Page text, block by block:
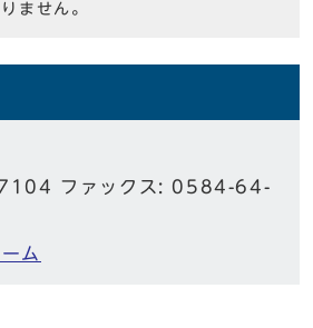
ません。
ファックス: 0584-64-
ム